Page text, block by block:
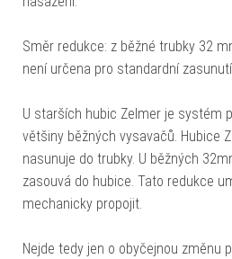
Směr redukce: z běžné trubky 32
není určena pro standardní
U starších hubic Zelmer je systém
většiny běžných vysavačů. Hubice
nasunuje do trubky. U běžných
zasouvá do hubice. Tato redukce
mechanicky propojit.
Nejde tedy jen o obyčejnou změnu